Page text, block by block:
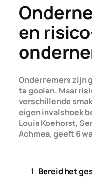
en
Ondernemers zijn
te gooien. Maar
verschillende
eigen invalshoek
Louis Koehorst,
Achmea, geeft 6
Bereid het